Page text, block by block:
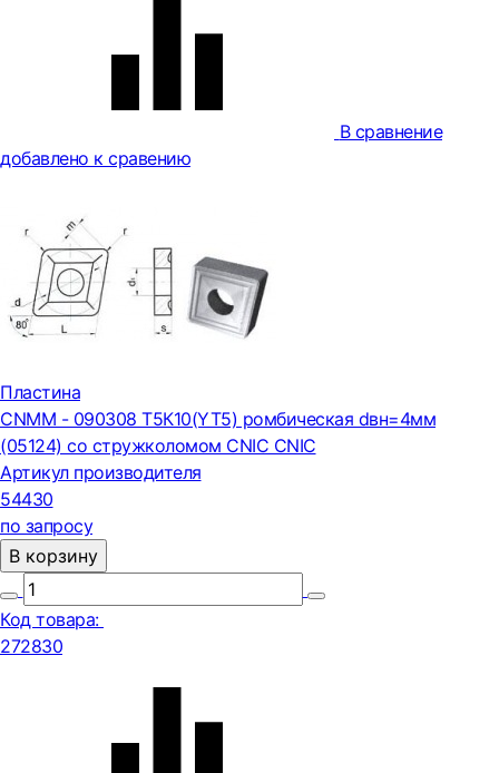
В сравнение
добавлено к сравению
Пластина
CNMM - 090308 Т5К10(YT5) ромбическая dвн=4мм
(05124) со стружколомом CNIC CNIC
Артикул производителя
54430
по запросу
В корзину
Код товара:
272830